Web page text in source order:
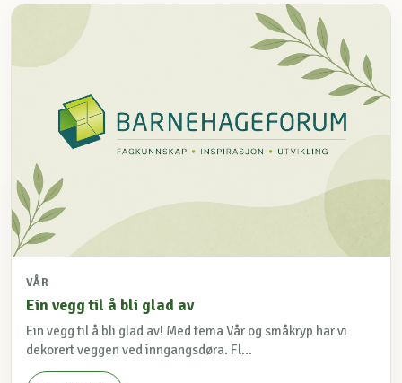
VÅR
Ein vegg til å bli glad av
Ein vegg til å bli glad av! Med tema Vår og småkryp har vi
dekorert veggen ved inngangsdøra. Fl...